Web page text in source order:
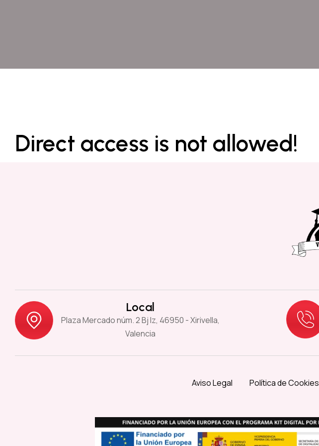
Direct access is not allowed!
Local
Plaza Mercado núm. 2 Bj Iz, 46950 - Xirivella,
Valencia
Aviso Legal Política de Cookies